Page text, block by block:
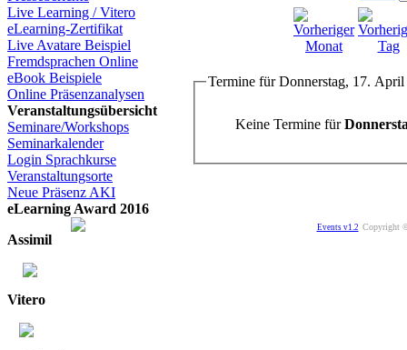
Live Learning / Vitero
eLearning-Zertifikat
Live Avatare Beispiel
Fremdsprachen Online
eBook Beispiele
Online Präsenzanalysen
Veranstaltungsübersicht
Seminare/Workshops
Seminarkalender
Login Sprachkurse
Veranstaltungsorte
Neue Präsenz AKI
eLearning Award 2016
Assimil
Vitero
Termine für Donnerstag, 17. April
Keine Termine für
Events v1.2 Copyright